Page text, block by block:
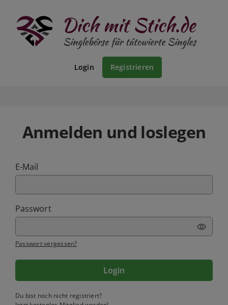
Login Registrieren
Anmelden und loslegen
E-Mail
Passwort
Passwort vergessen?
Login
Du bist noch nicht registriert?